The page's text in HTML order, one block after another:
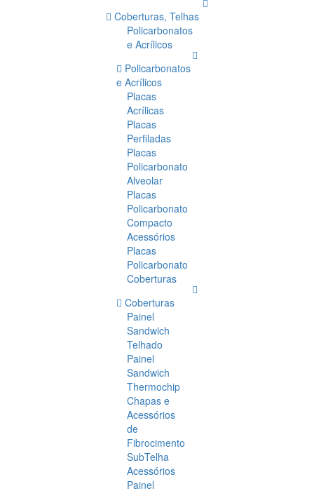
Coberturas, Telhas
Policarbonatos
e Acrílicos
Policarbonatos
e Acrílicos
Placas
Acrílicas
Placas
Perfiladas
Placas
Policarbonato
Alveolar
Placas
Policarbonato
Compacto
Acessórios
Placas
Policarbonato
Coberturas
Coberturas
Painel
Sandwich
Telhado
Painel
Sandwich
Thermochip
Chapas e
Acessórios
de
Fibrocimento
SubTelha
Acessórios
Painel